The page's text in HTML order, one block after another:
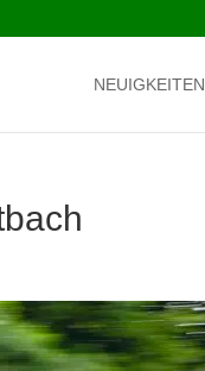
NEUIGKEITEN